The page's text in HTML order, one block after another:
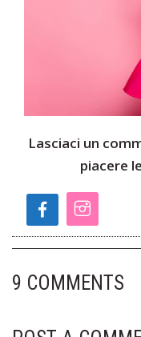
Lasciaci un
piacere
9 COMMENTS